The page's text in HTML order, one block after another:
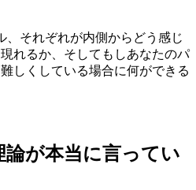
、それぞれが内側からどう感じ
れるか、そしてもしあなたのパ
しくしている場合に何ができる
が本当に言ってい